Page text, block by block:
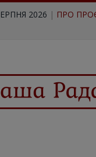
2026 | ПРО